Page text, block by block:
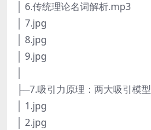
│ 6.传统理论名词解析.mp3
│ 7.jpg
│ 8.jpg
│ 9.jpg
├─7.吸引力原理：两大吸引模型
│ 1.jpg
│ 2.jpg